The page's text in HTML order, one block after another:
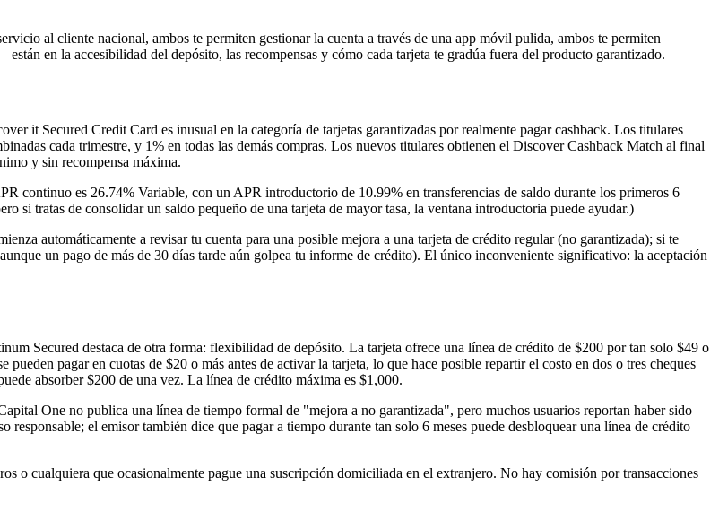
al cliente nacional, ambos te permiten gestionar la cuenta a través de una app móvil pulida, ambos te permiten
en la accesibilidad del depósito, las recompensas y cómo cada tarjeta te gradúa fuera del producto garantizado.
it Secured Credit Card es inusual en la categoría de tarjetas garantizadas por realmente pagar cashback. Los titulares
cada trimestre, y 1% en todas las demás compras. Los nuevos titulares obtienen el Discover Cashback Match al final
y sin recompensa máxima.
continuo es 26.74% Variable, con un APR introductorio de 10.99% en transferencias de saldo durante los primeros 6
si tratas de consolidar un saldo pequeño de una tarjeta de mayor tasa, la ventana introductoria puede ayudar.)
automáticamente a revisar tu cuenta para una posible mejora a una tarjeta de crédito regular (no garantizada); si te
un pago de más de 30 días tarde aún golpea tu informe de crédito). El único inconveniente significativo: la aceptación
Secured destaca de otra forma: flexibilidad de depósito. La tarjeta ofrece una línea de crédito de $200 por tan solo $49 o
pagar en cuotas de $20 o más antes de activar la tarjeta, lo que hace posible repartir el costo en dos o tres cheques
absorber $200 de una vez. La línea de crédito máxima es $1,000.
One no publica una línea de tiempo formal de "mejora a no garantizada", pero muchos usuarios reportan haber sido
el emisor también dice que pagar a tiempo durante tan solo 6 meses puede desbloquear una línea de crédito
o cualquiera que ocasionalmente pague una suscripción domiciliada en el extranjero. No hay comisión por transacciones